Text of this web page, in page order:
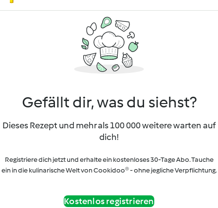
Gefällt dir, was du siehst?
Dieses Rezept und mehr als 100 000 weitere warten auf
dich!
Registriere dich jetzt und erhalte ein kostenloses 30-Tage Abo. Tauche
ein in die kulinarische Welt von Cookidoo® - ohne jegliche Verpflichtung.
Kostenlos registrieren